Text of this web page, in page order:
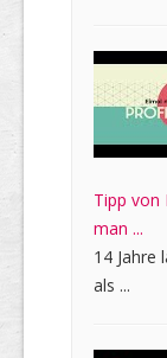
Tipp von
man ...
14 Jahre
als ...